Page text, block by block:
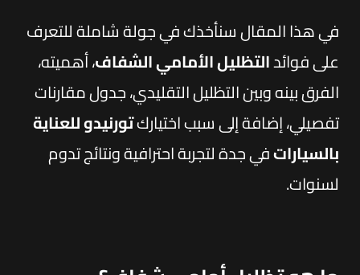
في هذا المقال سنأخذك في جولة شاملة للتعرف
على فوائدالتظليل الأمامي الشفاف، أهميته،
الفرق بينه وبين التظليل التقليدي، جدول مقارنات
تفصيلي، إضافة إلى سبب اختياركتورنيدو للعناية
بالسياراتفي جدة لتجربة احترافية ونتائج تدوم
لسنوات.